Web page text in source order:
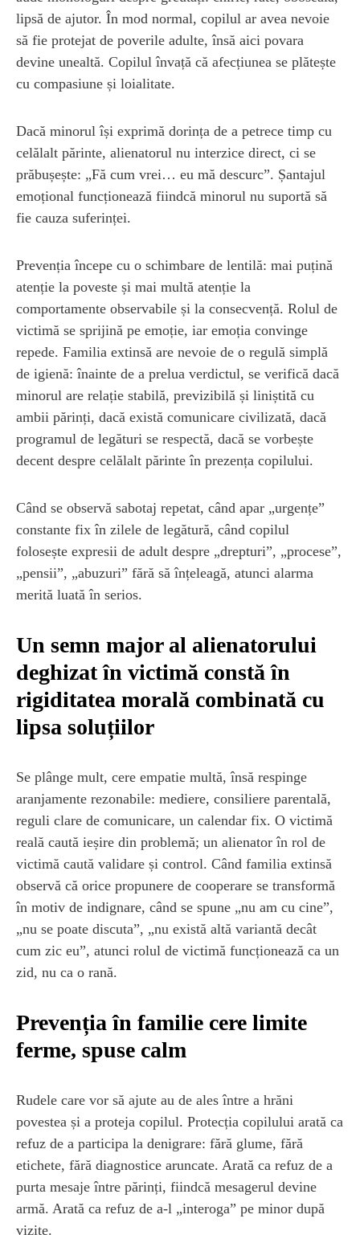
lipsă de ajutor. În mod normal, copilul ar avea nevoie
să fie protejat de poverile adulte, însă aici povara
devine unealtă. Copilul învață că afecțiunea se plătește
cu compasiune și loialitate.
Dacă minorul își exprimă dorința de a petrece timp cu
celălalt părinte, alienatorul nu interzice direct, ci se
prăbușește: „Fă cum vrei… eu mă descurc”. Șantajul
emoțional funcționează fiindcă minorul nu suportă să
fie cauza suferinței.
Prevenția începe cu o schimbare de lentilă: mai puțină
atenție la poveste și mai multă atenție la
comportamente observabile și la consecvență. Rolul de
victimă se sprijină pe emoție, iar emoția convinge
repede. Familia extinsă are nevoie de o regulă simplă
de igienă: înainte de a prelua verdictul, se verifică dacă
minorul are relație stabilă, previzibilă și liniștită cu
ambii părinți, dacă există comunicare civilizată, dacă
programul de legături se respectă, dacă se vorbește
decent despre celălalt părinte în prezența copilului.
Când se observă sabotaj repetat, când apar „urgențe”
constante fix în zilele de legătură, când copilul
folosește expresii de adult despre „drepturi”, „procese”,
„pensii”, „abuzuri” fără să înțeleagă, atunci alarma
merită luată în serios.
Un semn major al alienatorului
deghizat în victimă constă în
rigiditatea morală combinată cu
lipsa soluțiilor
Se plânge mult, cere empatie multă, însă respinge
aranjamente rezonabile: mediere, consiliere parentală,
reguli clare de comunicare, un calendar fix. O victimă
reală caută ieșire din problemă; un alienator în rol de
victimă caută validare și control. Când familia extinsă
observă că orice propunere de cooperare se transformă
în motiv de indignare, când se spune „nu am cu cine”,
„nu se poate discuta”, „nu există altă variantă decât
cum zic eu”, atunci rolul de victimă funcționează ca un
zid, nu ca o rană.
Prevenția în familie cere limite
ferme, spuse calm
Rudele care vor să ajute au de ales între a hrăni
povestea și a proteja copilul. Protecția copilului arată ca
refuz de a participa la denigrare: fără glume, fără
etichete, fără diagnostice aruncate. Arată ca refuz de a
purta mesaje între părinți, fiindcă mesagerul devine
armă. Arată ca refuz de a-l „interoga” pe minor după
vizite.